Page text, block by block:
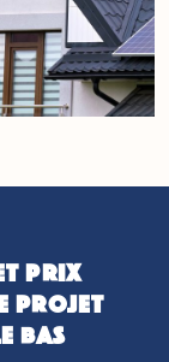
PRIX
PROJET
BAS